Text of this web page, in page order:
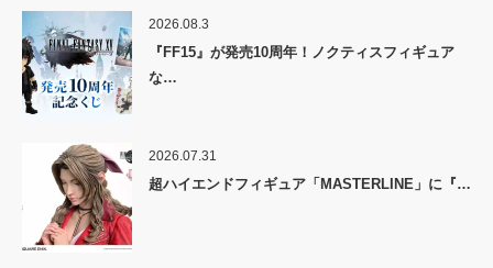
2026.08.3
『FF15』が発売10周年！ノクティスフィギュア
な…
2026.07.31
超ハイエンドフィギュア「MASTERLINE」に『…